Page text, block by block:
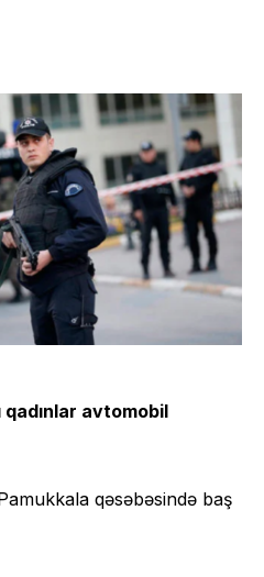
avtomobil
qəsəbəsində baş